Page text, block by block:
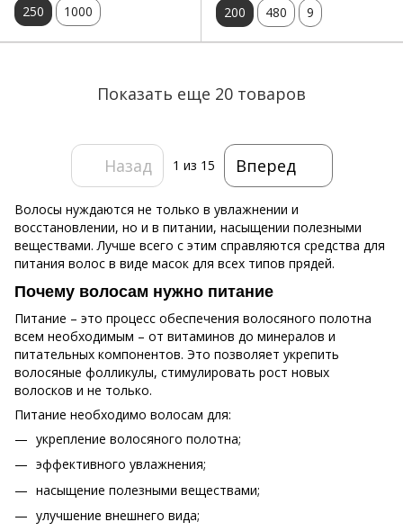
250 1000 200 480 9
Показать еще 20 товаров
Назад 1 из 15 Вперед
Волосы нуждаются не только в увлажнении и
восстановлении, но и в питании, насыщении полезными
веществами. Лучше всего с этим справляются средства для
питания волос в виде масок для всех типов прядей.
Почему волосам нужно питание
Питание – это процесс обеспечения волосяного полотна
всем необходимым – от витаминов до минералов и
питательных компонентов. Это позволяет укрепить
волосяные фолликулы, стимулировать рост новых
волосков и не только.
Питание необходимо волосам для:
укрепление волосяного полотна;
эффективного увлажнения;
насыщение полезными веществами;
улучшение внешнего вида;